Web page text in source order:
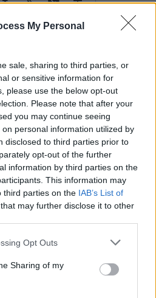
My Personal
sale, sharing to third parties, or
or sensitive information for
please use the below opt-out
Please note that after your
you may continue seeing
personal information utilized by
disclosed to third parties prior to
opt-out of the further
information by third parties on the
This information may
third parties on the IAB’s List of
that may further disclose it to other
app uses one or more Google
behaviour. You may click to
and its third-party tags to
purposes in below Google
Opt Outs
Sharing of my
στοGoogle News
την ειδησεογραφία και τα
2026: Σήμερα ανοίγει
ΑΦΜ προηγούνται
ηλικιωμένος και το
– Όσα ισχυρίστηκε ο
Αττική, από την
– Το εντυπωσιακό
το Σαββατοκύριακο
κίνδυνος